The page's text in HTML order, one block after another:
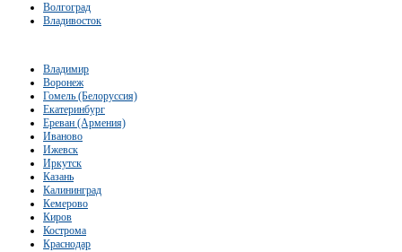
Волгоград
Владивосток
Владимир
Воронеж
Гомель (Белоруссия)
Екатеринбург
Ереван (Армения)
Иваново
Ижевск
Иркутск
Казань
Калининград
Кемерово
Киров
Кострома
Краснодар